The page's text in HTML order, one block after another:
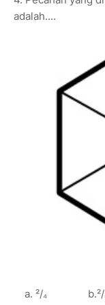
adalah....
a. ²/₄